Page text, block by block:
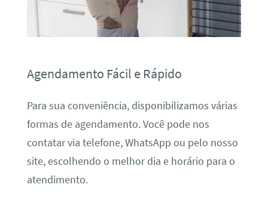
Agendamento Fácil e Rápido
Para sua conveniência, disponibilizamos várias
formas de agendamento. Você pode nos
contatar via telefone, WhatsApp ou pelo nosso
site, escolhendo o melhor dia e horário para o
atendimento.